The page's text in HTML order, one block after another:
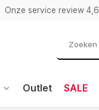
Onze service review
Outlet SALE